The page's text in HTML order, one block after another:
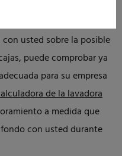
de cajas
usted sobre la posible
puede comprobar ya
para su empresa
de la lavadora
a medida que
con usted durante